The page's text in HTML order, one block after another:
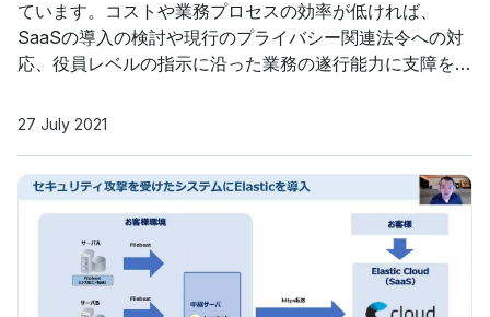
ています。コストや業務プロセスの効率が低ければ、
SaaSの導入の検討や現行のプライバシー関連法令への対
応、役員レベルの指示に沿った業務の遂行能力に支障をき
最初のカギとなるのが、組織のSIEMで迅速に利用できる
放ち、未来のセキュリティ課題に確実に応えるための手法
を解説します。
27 July 2021